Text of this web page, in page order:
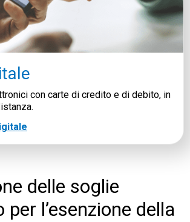
con carte di credito e di debito, in
delle soglie
per l’esenzione della